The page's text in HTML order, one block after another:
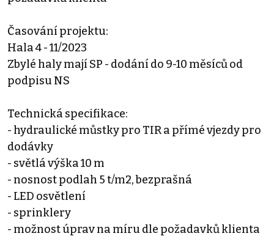
Časování projektu:
Hala 4 - 11/2023
Zbylé haly mají SP - dodání do 9-10 měsíců od
podpisu NS
Technická specifikace:
- hydraulické můstky pro TIR a přímé vjezdy pro
dodávky
- světlá výška 10 m
- nosnost podlah 5 t/m2, bezprašná
- LED osvětlení
- sprinklery
- možnost úprav na míru dle požadavků klienta